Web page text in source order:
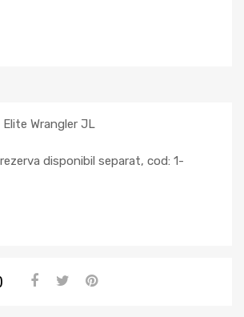
Wrangler JL
disponibil separat, cod: 1-